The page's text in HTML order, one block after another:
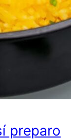
preparo